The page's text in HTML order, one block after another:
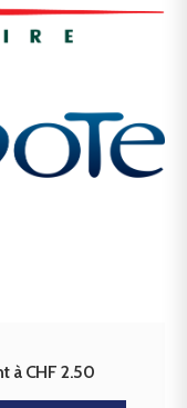
à CHF 2.50